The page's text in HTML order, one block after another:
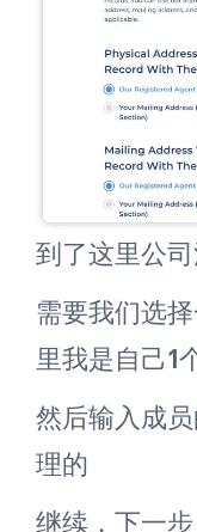
到了这里公
需要我们选
里我是自己1
然后输入成
理的
继续，下一步